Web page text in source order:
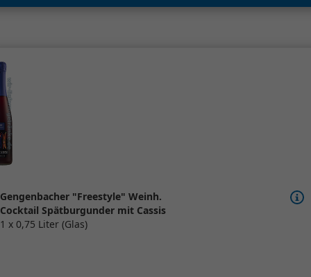
Gengenbacher "Freestyle" Weinh.
Cocktail Spätburgunder mit Cassis
1 x 0,75 Liter (Glas)